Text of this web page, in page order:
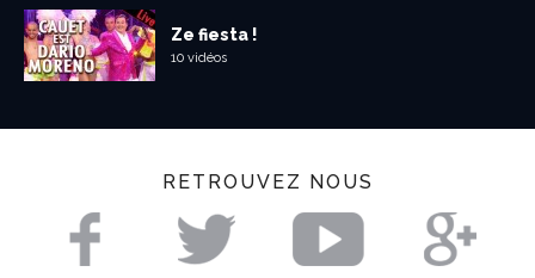
Ze fiesta !
10 vidéos
RETROUVEZ NOUS